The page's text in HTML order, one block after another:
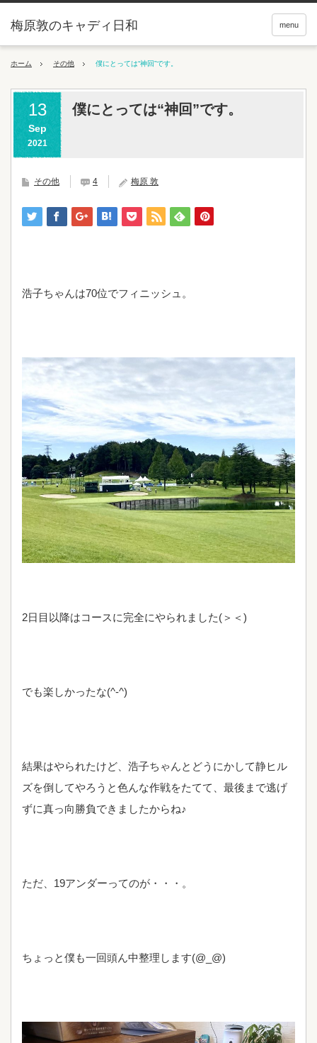
menu
梅原敦のキャディ日和
ホーム その他 僕にとっては“神回”です。
13
Sep
2021
僕にとっては“神回”です。
その他 4 梅原 敦
浩子ちゃんは70位でフィニッシュ。
2日目以降はコースに完全にやられました(＞＜)
でも楽しかったな(^-^)
結果はやられたけど、浩子ちゃんとどうにかして静ヒル
ズを倒してやろうと色んな作戦をたてて、最後まで逃げ
ずに真っ向勝負できましたからね♪
ただ、19アンダーってのが・・・。
ちょっと僕も一回頭ん中整理します(@_@)